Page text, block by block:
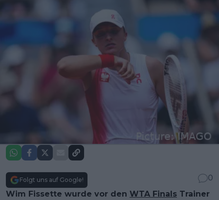
Folgt uns auf Google!
0
Wim Fissette wurde vor den WTA Finals Trainer